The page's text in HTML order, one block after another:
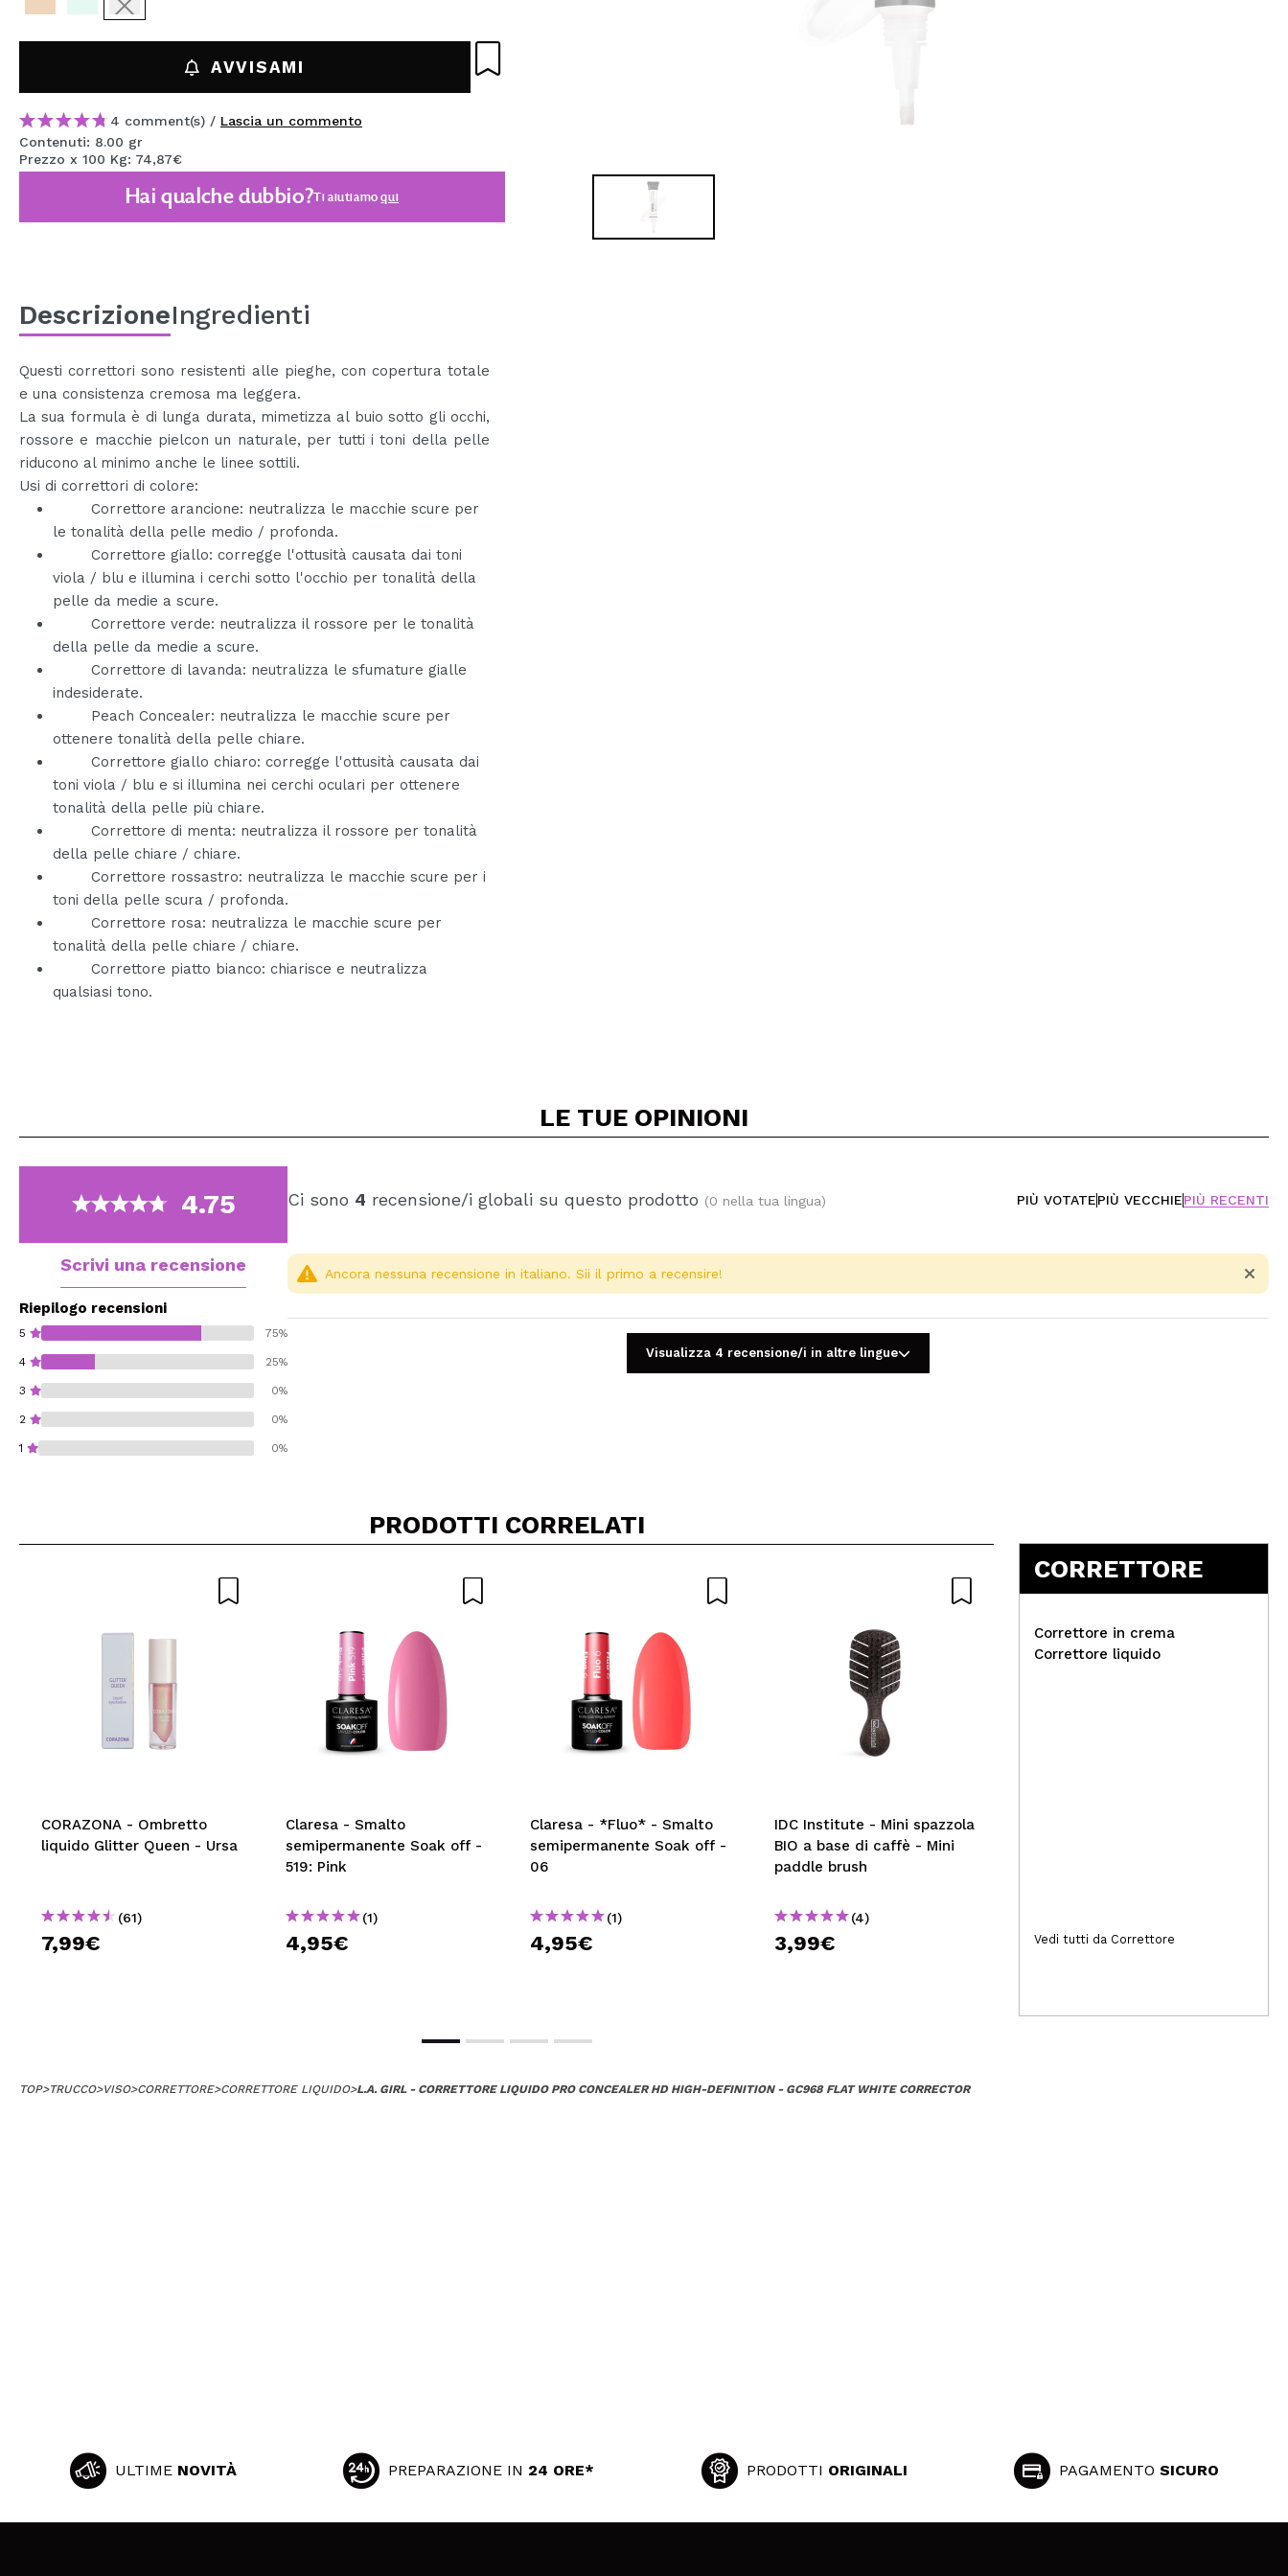
MAQUIFARMA
TRAVEL SIZE
NATURE
SPECIALE
PROSSIMAMENTE
AVVISAMI
4 comment(s) / Lascia un commento
Contenuti: 8.00 gr
Prezzo x 100 Kg: 74,87€
Hai qualche dubbio?Ti aiutiamoqui
DescrizioneIngredienti
Questi correttori sono resistenti alle pieghe, con copertura totale
e una consistenza cremosa ma leggera.
La sua formula è di lunga durata, mimetizza al buio sotto gli occhi,
rossore e macchie pielcon un naturale, per tutti i toni della pelle
riducono al minimo anche le linee sottili.
Usi di correttori di colore:
Correttore arancione: neutralizza le macchie scure per
le tonalità della pelle medio / profonda.
Correttore giallo: corregge l'ottusità causata dai toni
viola / blu e illumina i cerchi sotto l'occhio per tonalità della
pelle da medie a scure.
Correttore verde: neutralizza il rossore per le tonalità
della pelle da medie a scure.
Correttore di lavanda: neutralizza le sfumature gialle
indesiderate.
Peach Concealer: neutralizza le macchie scure per
ottenere tonalità della pelle chiare.
Correttore giallo chiaro: corregge l'ottusità causata dai
toni viola / blu e si illumina nei cerchi oculari per ottenere
tonalità della pelle più chiare.
Correttore di menta: neutralizza il rossore per tonalità
della pelle chiare / chiare.
Correttore rossastro: neutralizza le macchie scure per i
toni della pelle scura / profonda.
Correttore rosa: neutralizza le macchie scure per
tonalità della pelle chiare / chiare.
Correttore piatto bianco: chiarisce e neutralizza
qualsiasi tono.
LE TUE OPINIONI
4.75
Scrivi una recensione
Riepilogo recensioni
5 75%
4 25%
3 0%
2 0%
1 0%
Ci sono 4 recensione/i globali su questo prodotto (0 nella tua lingua) PIÙ VOTATEPIÙ VECCHIEPIÙ RECENTI
Ancora nessuna recensione in italiano. Sii il primo a recensire!
Visualizza 4 recensione/i in altre lingue
PRODOTTI CORRELATI
CORAZONA - Ombretto
liquido Glitter Queen - Ursa
(61)
7,99€
Claresa - Smalto
semipermanente Soak off -
519: Pink
(1)
4,95€
Claresa - *Fluo* - Smalto
semipermanente Soak off -
06
(1)
4,95€
IDC Institute - Mini spazzola
BIO a base di caffè - Mini
paddle brush
(4)
3,99€ 6,79€
CORRETTORE
Correttore in crema
Correttore liquido
Vedi tutti da Correttore
TOP>TRUCCO>VISO>CORRETTORE>CORRETTORE LIQUIDO>L.A. GIRL - CORRETTORE LIQUIDO PRO CONCEALER HD HIGH-DEFINITION - GC968 FLAT WHITE CORRECTOR
ULTIME NOVITÀ PREPARAZIONE IN 24 ORE* PRODOTTI ORIGINALI PAGAMENTO SICURO